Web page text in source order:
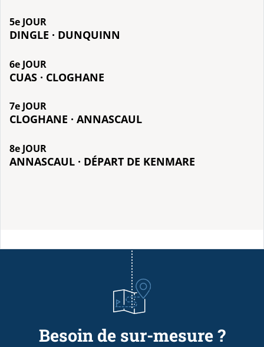
5e JOUR
DINGLE · DUNQUINN
6e JOUR
CUAS · CLOGHANE
7e JOUR
CLOGHANE · ANNASCAUL
8e JOUR
ANNASCAUL · DÉPART DE KENMARE
Besoin de sur-mesure ?